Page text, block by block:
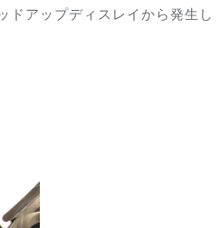
ドアップディスレイから発生し